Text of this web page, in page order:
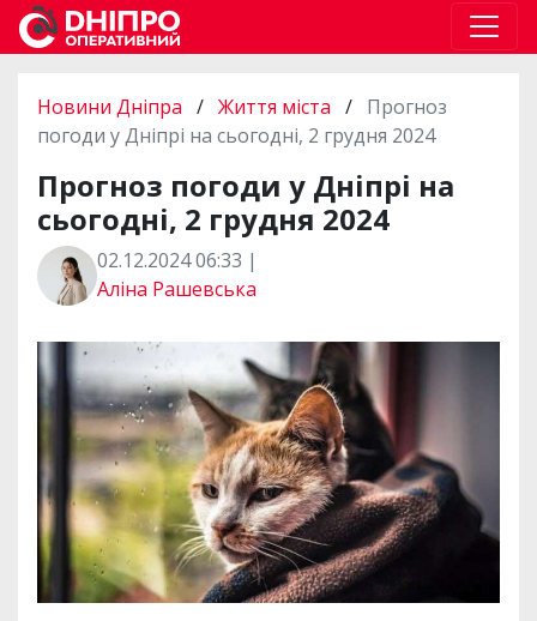
Новини Дніпра / Життя міста / Прогноз
погоди у Дніпрі на сьогодні, 2 грудня 2024
Прогноз погоди у Дніпрі на
сьогодні, 2 грудня 2024
02.12.2024 06:33 |
Аліна Рашевська